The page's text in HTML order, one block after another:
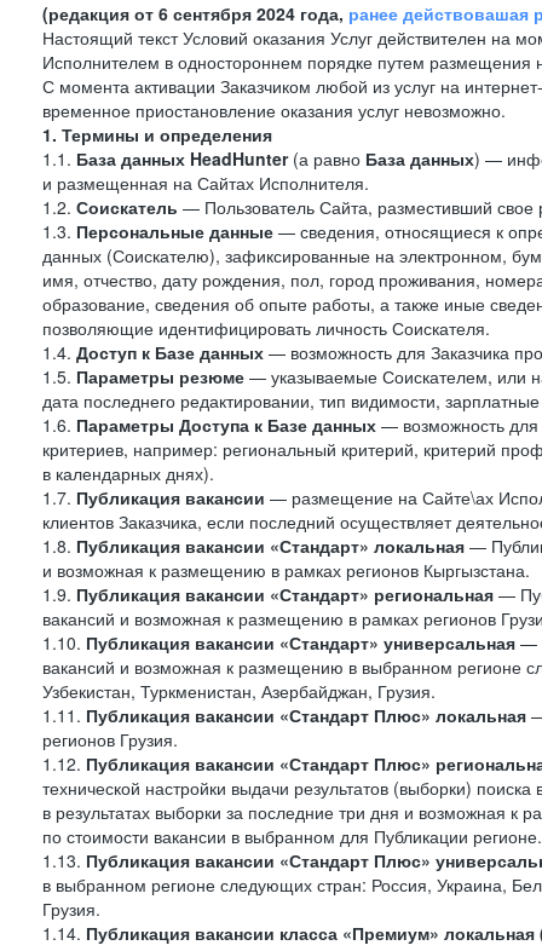
(редакция от 6 сентября 2024 года, ранее действовашая
Настоящий текст Условий оказания Услуг действителен на
Исполнителем в одностороннем порядке путем размещения
С момента активации Заказчиком любой из услуг на
временное приостановление оказания услуг невозможно.
1. Термины и определения
1.1. База данных HeadHunter(а равно База данных) —
и размещенная на Сайтах Исполнителя.
1.2. Соискатель — Пользователь Сайта, разместивший
1.3. Персональные данные — сведения, относящиеся к
данных (Соискателю), зафиксированные на электронном,
имя, отчество, дату рождения, пол, город проживания,
образование, сведения об опыте работы, а также иные
позволяющие идентифицировать личность Соискателя.
1.4. Доступ к Базе данных — возможность для Заказчика
1.5. Параметры резюме — указываемые Соискателем, или
дата последнего редактировании, тип видимости,
1.6. Параметры Доступа к Базе данных — возможность
критериев, например: региональный критерий, критерий
в календарных днях).
1.7. Публикация вакансии — размещение на Сайте\ах
клиентов Заказчика, если последний осуществляет
1.8. Публикация вакансии «Стандарт» локальная —
и возможная к размещению в рамках регионов Кыргызстана.
1.9. Публикация вакансии «Стандарт» региональная —
вакансий и возможная к размещению в рамках регионов
1.10. Публикация вакансии «Стандарт» универсальная —
вакансий и возможная к размещению в выбранном регионе
Узбекистан, Туркменистан, Азербайджан, Грузия.
1.11. Публикация вакансии «Стандарт Плюс» локальная
регионов Грузия.
1.12. Публикация вакансии «Стандарт Плюс»
технической настройки выдачи результатов (выборки)
в результатах выборки за последние три дня и возможная к
по стоимости вакансии в выбранном для Публикации регионе.
1.13. Публикация вакансии «Стандарт Плюс»
в выбранном регионе следующих стран: Россия, Украина,
Грузия.
1.14. Публикация вакансии класса «Премиум»